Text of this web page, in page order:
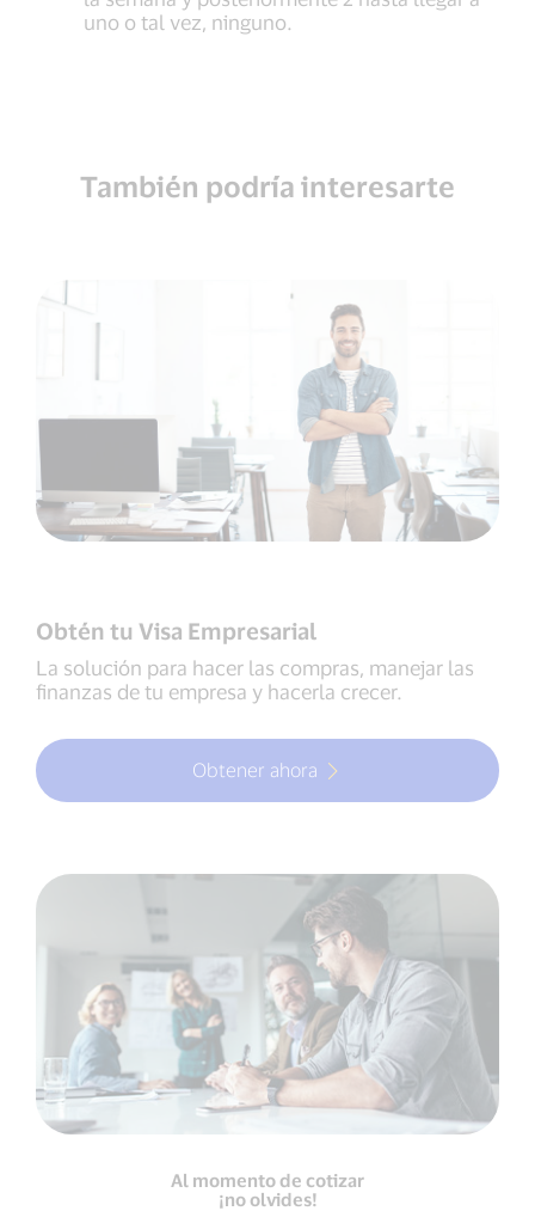
uno o tal vez, ninguno.
También podría interesarte
Obtén tu Visa Empresarial
La solución para hacer las compras, manejar las
finanzas de tu empresa y hacerla crecer.
Obtener ahora
Al momento de cotizar
¡no olvides!